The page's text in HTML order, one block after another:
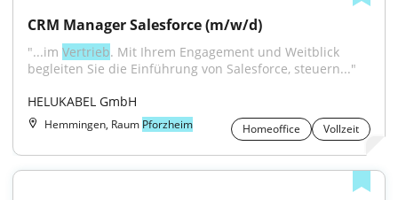
CRM Manager Salesforce (m/w/d)
"...im Vertrieb. Mit Ihrem Engagement und Weitblick
begleiten Sie die Einführung von Salesforce, steuern..."
HELUKABEL GmbH
Hemmingen, Raum Pforzheim Homeoffice Vollzeit